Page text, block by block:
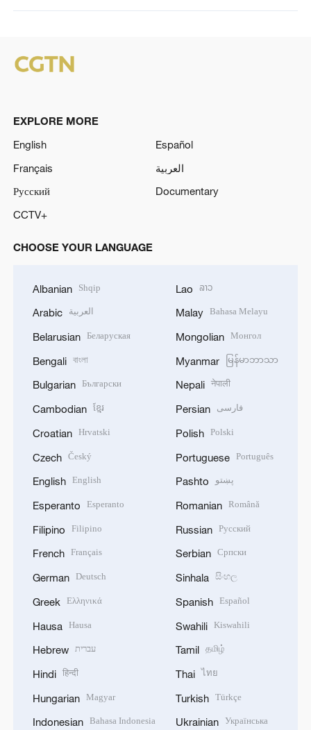
EXPLORE MORE
English
Español
Français
العربية
Русский
Documentary
CCTV+
CHOOSE YOUR LANGUAGE
Albanian Shqip
Arabic العربية
Belarusian Беларуская
Bengali বাংলা
Bulgarian Български
Cambodian ខ្មែរ
Croatian Hrvatski
Czech Český
English English
Esperanto Esperanto
Filipino Filipino
French Français
German Deutsch
Greek Ελληνικά
Hausa Hausa
Hebrew עברית
Hindi हिन्दी
Hungarian Magyar
Indonesian Bahasa Indonesia
Lao ລາວ
Malay Bahasa Melayu
Mongolian Монгол
Myanmar မြန်မာဘာသာ
Nepali नेपाली
Persian فارسی
Polish Polski
Portuguese Português
Pashto پښتو
Romanian Română
Russian Русский
Serbian Српски
Sinhala සිංහල
Spanish Español
Swahili Kiswahili
Tamil தமிழ்
Thai ไทย
Turkish Türkçe
Ukrainian Українська